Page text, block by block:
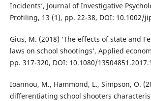
Incidents’, Journal of Investigative
Profiling, 13 (1), pp. 22-38, DOI: 10.1002/
Gius, M. (2018) ‘The effects of state and
laws on school shootings’, Applied
pp. 317-320, DOI: 10.1080/
Ioannou, M., Hammond, L., Simpson, O.
differentiating school shooters